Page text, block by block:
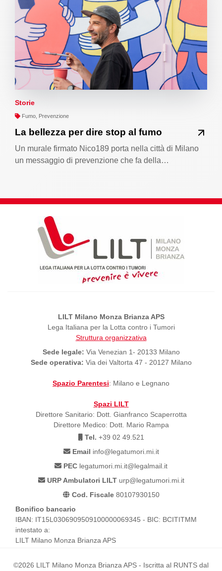
Storie
Fumo, Prevenzione
La bellezza per dire stop al fumo
Un murale firmato Nico189 porta nella città di Milano
un messaggio di prevenzione che fa della…
LILT Milano Monza Brianza APS
Lega Italiana per la Lotta contro i Tumori
Struttura organizzativa
Sede legale: Via Venezian 1- 20133 Milano
Sede operativa: Via dei Valtorta 47 - 20127 Milano
Spazio Parentesi: Milano e Legnano
Spazi LILT
Direttore Sanitario: Dott. Gianfranco Scaperrotta
Direttore Medico: Dott. Mario Rampa
Tel. +39 02 49.521
Email info@legatumori.mi.it
PEC legatumori.mi.it@legalmail.it
URP Ambulatori LILTurp@legatumori.mi.it
Cod. Fiscale80107930150
Bonifico bancario
IBAN: IT15L0306909509100000069345 - BIC: BCITITMM
intestato a:
LILT Milano Monza Brianza APS
©2026 LILT Milano Monza Brianza APS - Iscritta al RUNTS dal